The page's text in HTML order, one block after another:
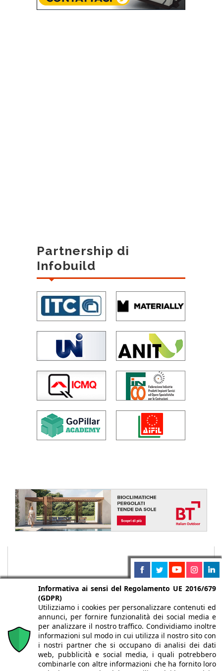
Partnership di
Infobuild
Chi siamo Autori Per la tua pubblicità
Iscriviti alla
Informativa ai sensi del Regolamento UE 2016/679
(GDPR)
Utilizziamo i cookies per personalizzare contenuti ed
annunci, per fornire funzionalità dei social media e
per analizzare il nostro traffico. Condividiamo inoltre
informazioni sul modo in cui utilizza il nostro sito con
i nostri partner che si occupano di analisi dei dati
web, pubblicità e social media, i quali potrebbero
combinarle con altre informazioni che ha fornito loro